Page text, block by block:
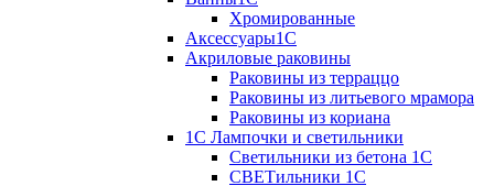
Хромированные
Аксессуары1С
Акриловые раковины
Раковины из терраццо
Раковины из литьевого мрамора
Раковины из кориана
1С Лампочки и светильники
Светильники из бетона 1С
СВЕТильники 1С